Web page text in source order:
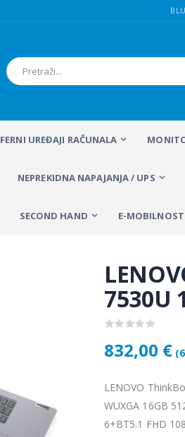
UREĐAJI RAČUNALA
NEPREKIDNA NAPAJANJA / UPS
SECOND HAND E-MOBILNOST
7530U
832,00 €
LENOVO
WUXGA 16GB
6+BT5.1 FHD